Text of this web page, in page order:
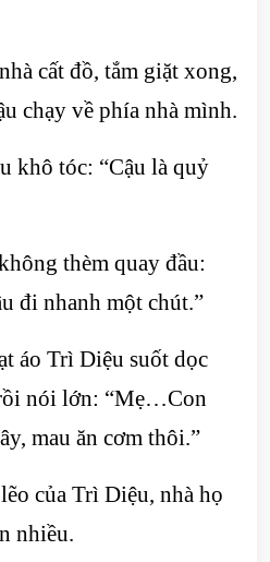
cất đồ, tắm giặt xong,
chạy về phía nhà mình.
khô tóc: “Cậu là quỷ
thèm quay đầu:
đi nhanh một chút.”
áo Trì Diệu suốt dọc
nói lớn: “Mẹ…Con
mau ăn cơm thôi.”
của Trì Diệu, nhà họ
nhiều.